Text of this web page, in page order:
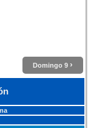
Domingo 9 ›